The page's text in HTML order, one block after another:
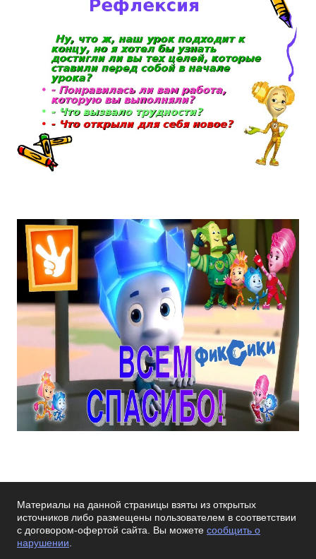
Материалы на данной страницы взяты из открытых
источников либо размещены пользователем в соответствии
с договором-офертой сайта. Вы можете сообщить о
нарушении.